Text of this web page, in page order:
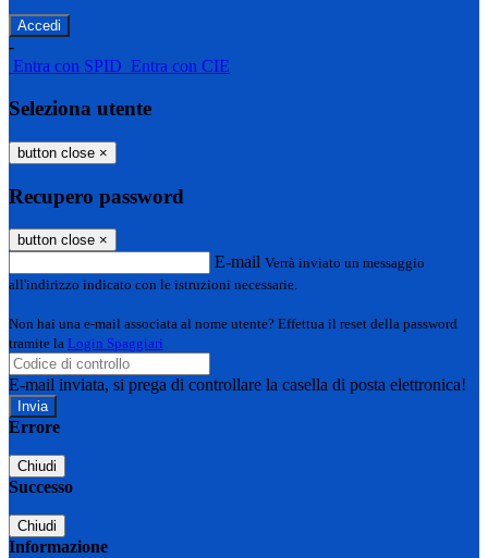
-
Entra con SPID Entra con CIE
Seleziona utente
button close ×
Recupero password
button close ×
E-mail Verrà inviato un messaggio
all'indirizzo indicato con le istruzioni necessarie.
Non hai una e-mail associata al nome utente? Effettua il reset della password
tramite la Login Spaggiari
E-mail inviata, si prega di controllare la casella di posta elettronica!
Errore
Chiudi
Successo
Chiudi
Informazione